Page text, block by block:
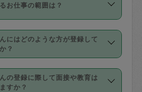
金払いも対応していませ
ジさんの交通費も、依頼料
合わせてお支払いとなりま
示されます。
期の場合は３回以上のキャ
（1200円、隔週定期の場合
キャンセルが有償（1200
です。
時～１２時
時～１６時
時～２１時
時間前後変更することが可
お仕事の範囲は？
納、洗濯、買い物、料理、
。タスカジさんによってで
囲が異なりますので、依頼
スカジさんのプロフィールで
さい。
にはどのような方が登録して
？
年の家事経験をお持ちの
調理師といった資格者で保
の登録に際して面接や教育は
すか？